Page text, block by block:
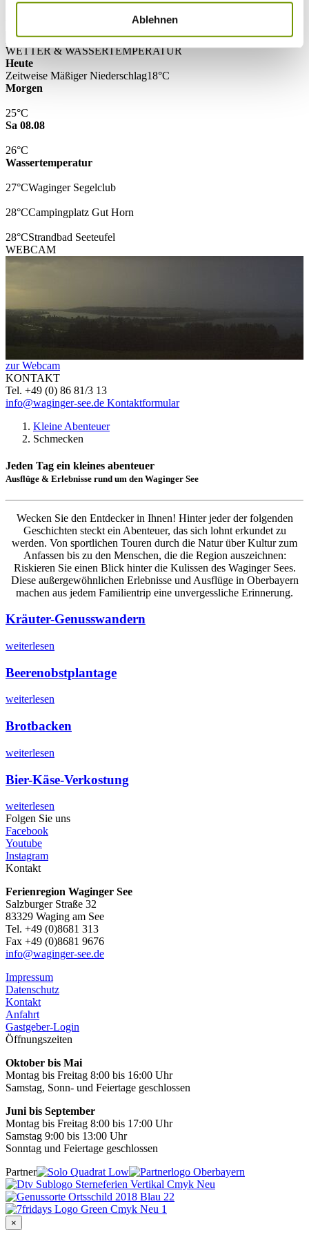
Ablehnen
WETTER & WASSERTEMPERATUR
Heute
Zeitweise Mäßiger Niederschlag18°C
Morgen
25°C
Sa 08.08
26°C
Wassertemperatur
27°CWaginger Segelclub
28°CCampingplatz Gut Horn
28°CStrandbad Seeteufel
WEBCAM
zur Webcam
KONTAKT
Tel. +49 (0) 86 81/3 13
info@waginger-see.de Kontaktformular
Kleine Abenteuer
Schmecken
Jeden Tag ein kleines abenteuer
Ausflüge & Erlebnisse rund um den Waginger See
Wecken Sie den Entdecker in Ihnen! Hinter jeder der folgenden
Geschichten steckt ein Abenteuer, das sich lohnt erkundet zu
werden. Von sportlichen Touren durch die Natur über Kultur zum
Anfassen bis zu den Menschen, die die Region auszeichnen:
Riskieren Sie einen Blick hinter die Kulissen des Waginger Sees.
Diese außergewöhnlichen Erlebnisse und Ausflüge in Oberbayern
machen aus jedem Familientrip eine unvergessliche Erinnerung.
Kräuter-Genusswandern
weiterlesen
Beerenobstplantage
weiterlesen
Brotbacken
weiterlesen
Bier-Käse-Verkostung
weiterlesen
Folgen Sie uns
Facebook
Youtube
Instagram
Kontakt
Ferienregion Waginger See
Salzburger Straße 32
83329 Waging am See
Tel. +49 (0)8681 313
Fax +49 (0)8681 9676
info@waginger-see.de
Impressum
Datenschutz
Kontakt
Anfahrt
Gastgeber-Login
Öffnungszeiten
Oktober bis Mai
Montag bis Freitag 8:00 bis 16:00 Uhr
Samstag, Sonn- und Feiertage geschlossen
Juni bis September
Montag bis Freitag 8:00 bis 17:00 Uhr
Samstag 9:00 bis 13:00 Uhr
Sonntag und Feiertage geschlossen
Partner
×